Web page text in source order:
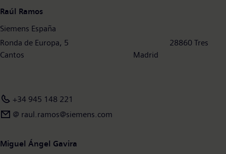
Raúl Ramos
Siemens España
Ronda de Europa, 5 28860 Tres
Cantos Madrid
+34 945 148 221
@ raul.ramos@siemens.com
Miguel Ángel Gavira